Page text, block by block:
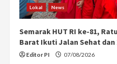
Lokal News
Semarak HUT RI ke-81,
Barat Ikuti Jalan Sehat dan
Editor PI 07/08/2026